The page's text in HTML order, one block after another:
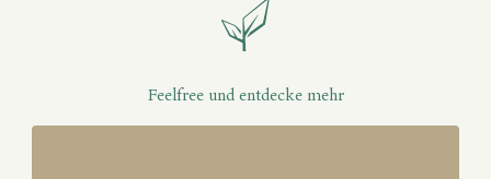
Feelfree und entdecke mehr